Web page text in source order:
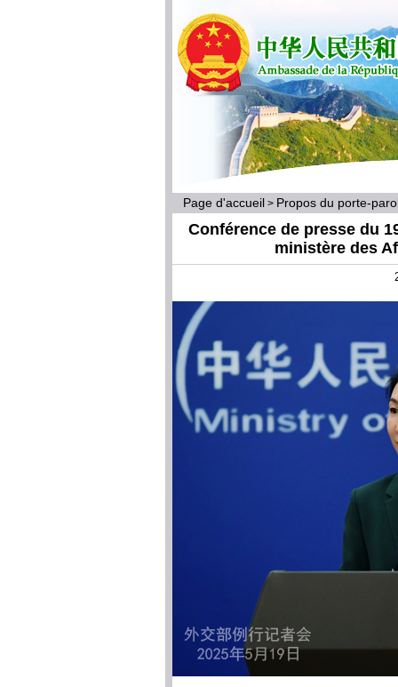
Page d'accueil > Propos du porte-
Conférence de presse du
ministère des